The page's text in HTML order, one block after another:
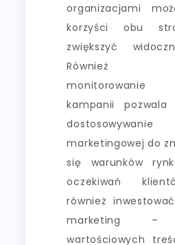
organizacjami
korzyści obu
zwiększyć
Również
kampanii
marketingowej do
się warunków
oczekiwań
również
marketing –
wartościowych